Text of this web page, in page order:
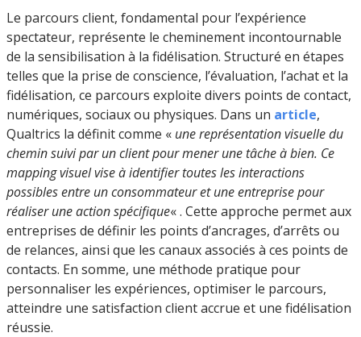
Le parcours client, fondamental pour l’expérience
spectateur, représente le cheminement incontournable
de la sensibilisation à la fidélisation. Structuré en étapes
telles que la prise de conscience, l’évaluation, l’achat et la
fidélisation, ce parcours exploite divers points de contact,
numériques, sociaux ou physiques. Dans un article,
Qualtrics la définit comme « une représentation visuelle du
chemin suivi par un client pour mener une tâche à bien. Ce
mapping visuel vise à identifier toutes les interactions
possibles entre un consommateur et une entreprise pour
réaliser une action spécifique« . Cette approche permet aux
entreprises de définir les points d’ancrages, d’arrêts ou
de relances, ainsi que les canaux associés à ces points de
contacts. En somme, une méthode pratique pour
personnaliser les expériences, optimiser le parcours,
atteindre une satisfaction client accrue et une fidélisation
réussie.